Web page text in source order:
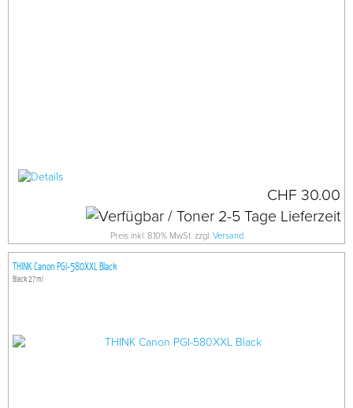
CHF 30.00
Preis inkl. 8.10% MwSt. zzgl. Versand
THINK Canon PGI-580XXL Black
Black 27ml